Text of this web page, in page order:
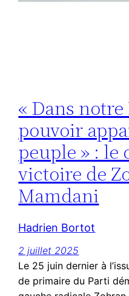
« Dans
pouvoir
peuple » : le
victoire de
Mamdani
Hadrien Bortot
2 juillet 2025
Le 25 juin dernier à
de primaire du Parti